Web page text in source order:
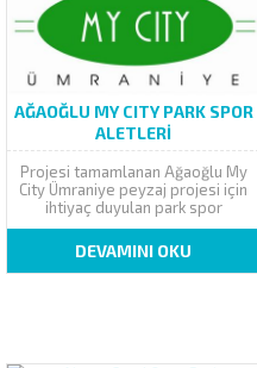
AĞAOĞLU MY CITY PARK SPOR
ALETLERİ
Projesi tamamlanan Ağaoğlu My
City Ümraniye peyzaj projesi için
ihtiyaç duyulan park spor
aletleri talebi tarafımızdan
karşılanmıştır. Ağaoğlu My City
Ümraniye projesinde kullanılan
açık alan park spor fitness
DEVAMINI OKU